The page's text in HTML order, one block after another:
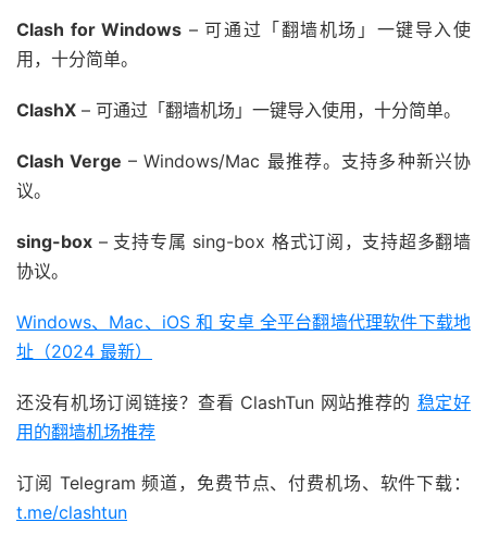
Clash for Windows – 可通过「翻墙机场」一键导入使
用，十分简单。
ClashX – 可通过「翻墙机场」一键导入使用，十分简单。
Clash Verge – Windows/Mac 最推荐。支持多种新兴协
议。
sing-box – 支持专属 sing-box 格式订阅，支持超多翻墙
协议。
Windows、Mac、iOS 和 安卓 全平台翻墙代理软件下载地
址（2024 最新）
还没有机场订阅链接？查看 ClashTun 网站推荐的 稳定好
用的翻墙机场推荐
订阅 Telegram 频道，免费节点、付费机场、软件下载：
t.me/clashtun